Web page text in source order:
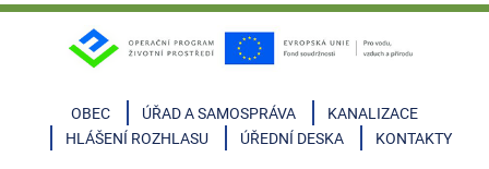
OBEC ÚŘAD A SAMOSPRÁVA
KANALIZACE
HLÁŠENÍ ROZHLASU
ÚŘEDNÍ DESKA KONTAKTY